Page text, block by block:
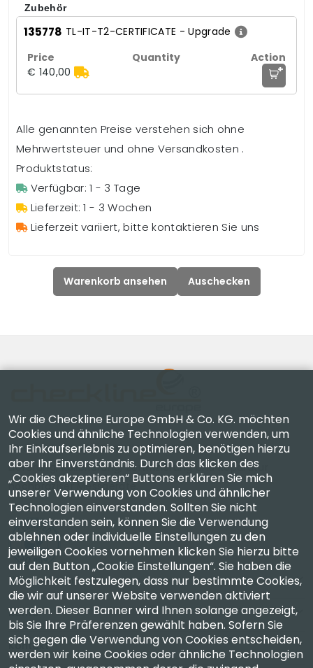
Zubehör
135778 TL-IT-T2-CERTIFICATE - Upgrade
€ 140,00 +
Alle genannten Preise verstehen sich ohne
Mehrwertsteuer und ohne Versandkosten .
Produktstatus:
Verfügbar: 1 - 3 Tage
Lieferzeit: 1 - 3 Wochen
Lieferzeit variiert, bitte kontaktieren Sie uns
Warenkorb ansehen Auschecken
Checkline Europe GmbH & Co. KG. — Spezialisten für
Lieferung, Kalibrierung, Zertifizierung und Reparatur
hochpräziser Messgeräte.
Unternehmen
Konto
Kontakt
Wir die Checkline Europe GmbH & Co. KG. möchten
Cookies und ähnliche Technologien verwenden, um
Ihr Einkaufserlebnis zu optimieren, benötigen hierzu
aber Ihr Einverständnis. Durch das klicken des
„Cookies akzeptieren“ Buttons erklären Sie mich
unserer Verwendung von Cookies und ähnlicher
Technologien einverstanden. Sollten Sie nicht
einverstanden sein, können Sie die Verwendung
ablehnen oder individuelle Einstellungen zu den
jeweiligen Cookies vornehmen klicken Sie hierzu bitte
auf den Button „Cookie Einstellungen“. Sie haben die
Möglichkeit festzulegen, dass nur bestimmte Cookies,
die wir auf unserer Website verwenden aktiviert
werden. Dieser Banner wird Ihnen solange angezeigt,
bis Sie Ihre Präferenzen gewählt haben. Sofern Sie
sich gegen die Verwendung von Cookies entscheiden,
werden wir keine Cookies oder ähnliche Technologien